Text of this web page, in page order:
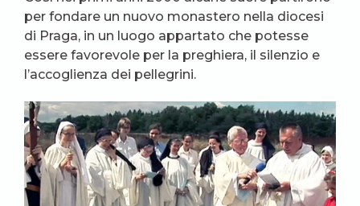
per fondare un nuovo monastero nella diocesi
di Praga, in un luogo appartato che potesse
essere favorevole per la preghiera, il silenzio e
l’accoglienza dei pellegrini.